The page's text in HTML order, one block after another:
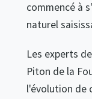
commencé à
naturel
Les experts
Piton de la
l'évolution de